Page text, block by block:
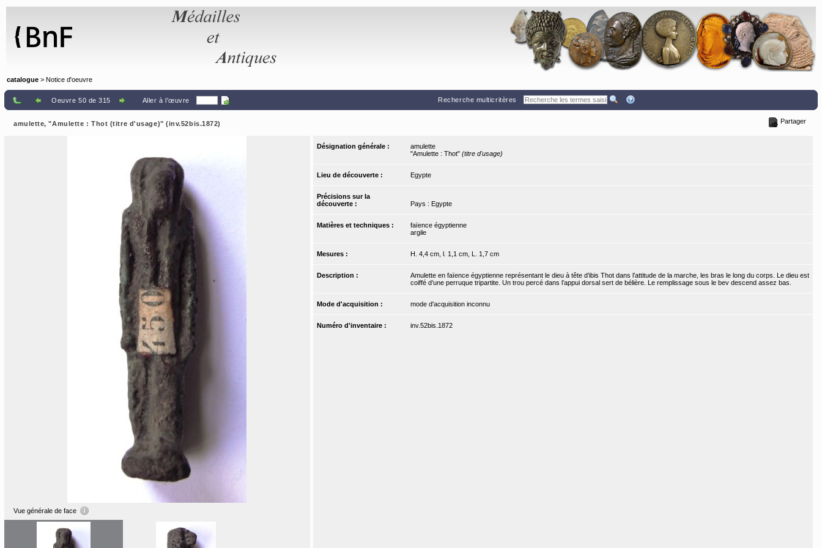
catalogue > Notice d'oeuvre
Oeuvre 50 de 315 Aller à l'œuvre Recherche multicritères
amulette, "Amulette : Thot (titre d'usage)" (inv.52bis.1872) Partager
Vue générale de face
Désignation générale :
amulette
"Amulette : Thot" (titre d'usage)
Lieu de découverte : Egypte
Précisions sur la
découverte :
Pays : Egypte
Matières et techniques :
faïence égyptienne
argile
Mesures : H. 4,4 cm, l. 1,1 cm, L. 1,7 cm
Description :
Amulette en faïence égyptienne représentant le dieu à tête d’ibis Thot dans l’attitude de la marche, les bras le long du corps. Le dieu est
coiffé d’une perruque tripartite. Un trou percé dans l’appui dorsal sert de bélière. Le remplissage sous le bev descend assez bas.
Mode d'acquisition : mode d'acquisition inconnu
Numéro d'inventaire : inv.52bis.1872